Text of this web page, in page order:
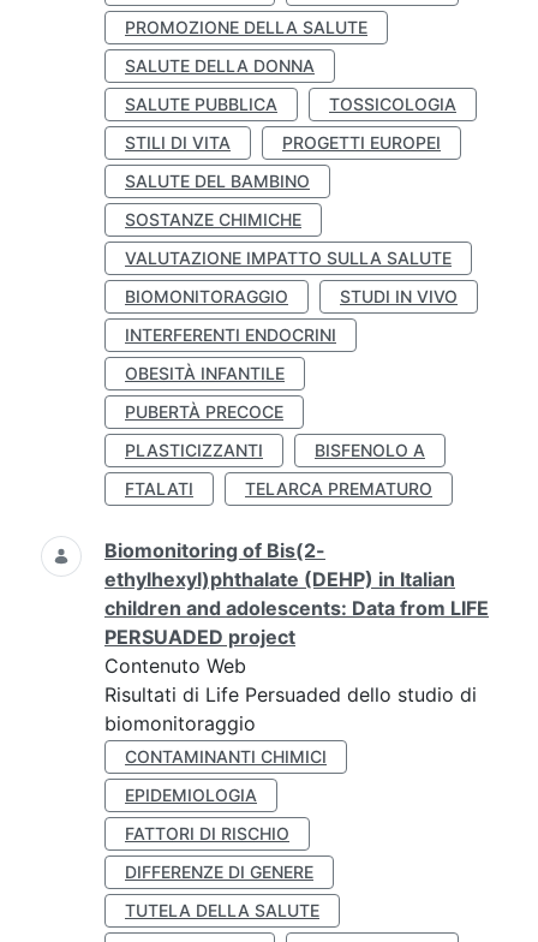
PROMOZIONE DELLA SALUTE
SALUTE DELLA DONNA
SALUTE PUBBLICA
TOSSICOLOGIA
STILI DI VITA
PROGETTI EUROPEI
SALUTE DEL BAMBINO
SOSTANZE CHIMICHE
VALUTAZIONE IMPATTO SULLA SALUTE
BIOMONITORAGGIO
STUDI IN VIVO
INTERFERENTI ENDOCRINI
OBESITÀ INFANTILE
PUBERTÀ PRECOCE
PLASTICIZZANTI
BISFENOLO A
FTALATI
TELARCA PREMATURO
Biomonitoring of Bis(2-
ethylhexyl)phthalate (DEHP) in Italian
children and adolescents: Data from LIFE
PERSUADED project
Contenuto Web
Risultati di Life Persuaded dello studio di
biomonitoraggio
CONTAMINANTI CHIMICI
EPIDEMIOLOGIA
FATTORI DI RISCHIO
DIFFERENZE DI GENERE
TUTELA DELLA SALUTE